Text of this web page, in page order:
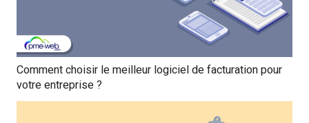
Comment choisir le meilleur logiciel de facturation pour
votre entreprise ?